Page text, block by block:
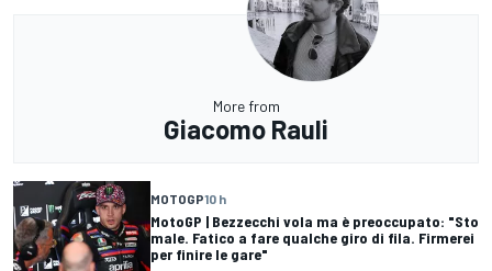
More from
Giacomo Rauli
MOTOGP10 h
MotoGP | Bezzecchi vola ma è preoccupato: "Sto
male. Fatico a fare qualche giro di fila. Firmerei
per finire le gare"